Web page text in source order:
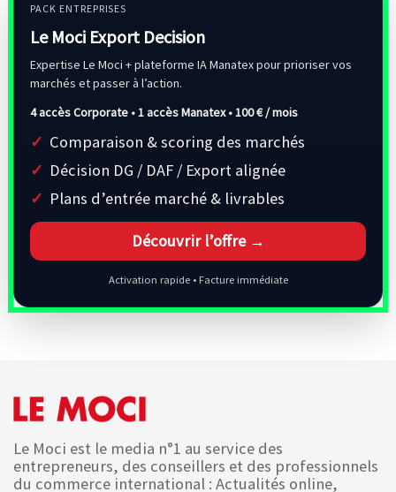
PACK ENTREPRISES
Le Moci Export Decision
Expertise Le Moci + plateforme IA Manatex pour prioriser vos
marchés et passer à l’action.
4 accès Corporate • 1 accès Manatex •100 € / mois
Comparaison & scoring des marchés
Décision DG / DAF / Export alignée
Plans d’entrée marché & livrables
Découvrir l’offre →
Activation rapide • Facture immédiate
Le Moci est le media n°1 au service des
entrepreneurs, des conseillers et des professionnels
du commerce international : Actualités online,